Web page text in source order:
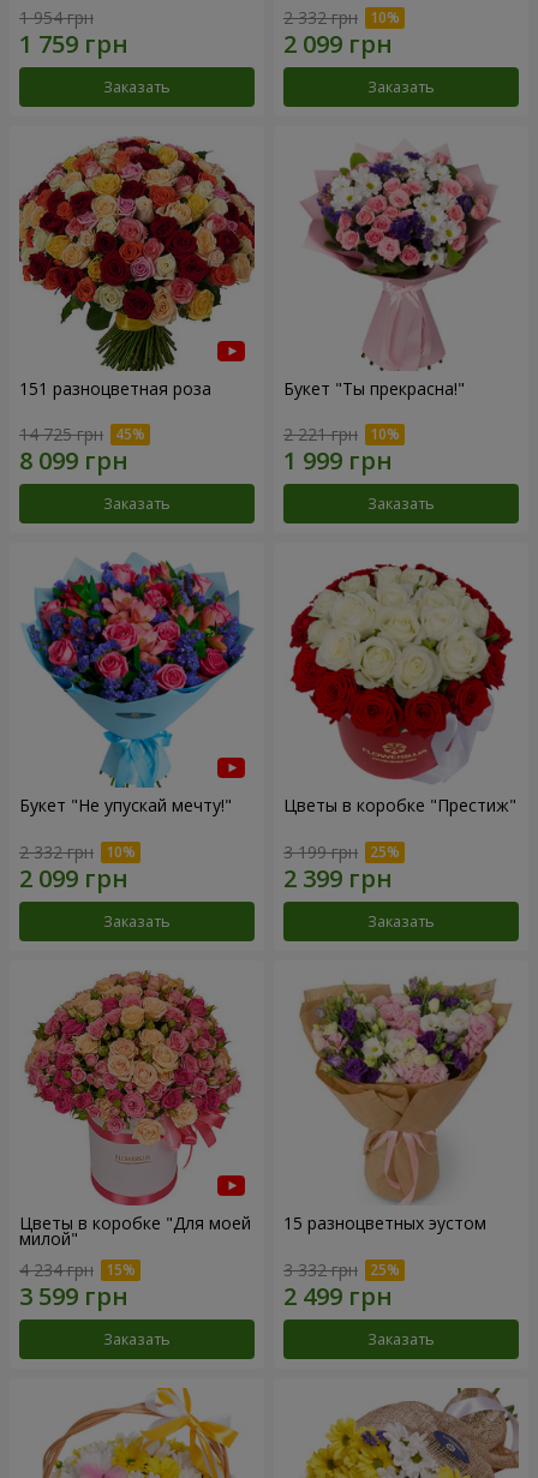
1 954 грн
Заказать
2 332 грн
Заказать
151 разноцветная роза
14 725 грн
Заказать
Букет "Ты прекрасна!"
2 221 грн
Заказать
Букет "Не упускай мечту!"
2 332 грн
Заказать
Цветы в коробке "Престиж"
3 199 грн
Заказать
Цветы в коробке "Для моей
милой"
4 234 грн
Заказать
15 разноцветных эустом
3 332 грн
Заказать